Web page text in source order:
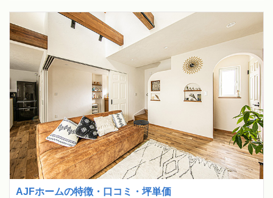
AJFホームの特徴・口コミ・坪単価